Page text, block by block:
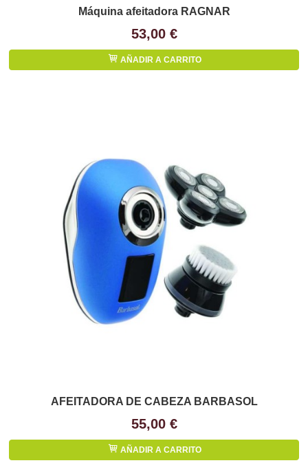
​Máquina afeitadora RAGNAR
53,00 €
AÑADIR A CARRITO
AFEITADORA DE CABEZA BARBASOL
55,00 €
AÑADIR A CARRITO